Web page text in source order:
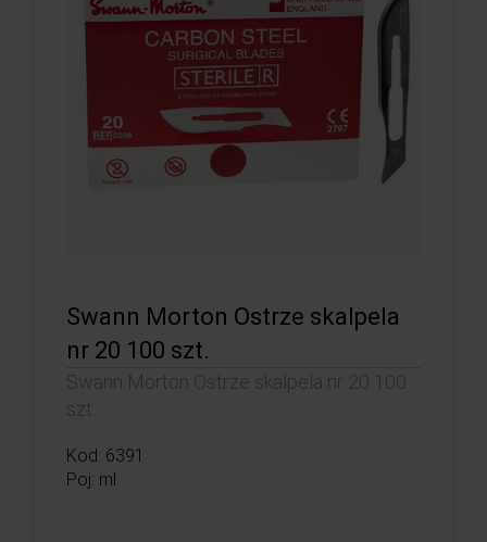
Swann Morton Ostrze skalpela
nr 20 100 szt.
Swann Morton Ostrze skalpela nr 20 100
szt.
Kod: 6391
Poj: ml